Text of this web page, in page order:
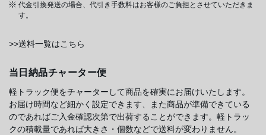
代金引換発送の場合、代引き手数料はお客様のご負担とさせていただきま
す。
>>送料一覧はこちら
当日納品チャーター便
軽トラック便をチャーターして商品を確実にお届けいたします。
お届け時間など細かく設定できます、また商品が準備できている
のであればご入金確認次第で出荷することができます。軽トラッ
クの積載量であれば大きさ・個数などで送料が変わりません。